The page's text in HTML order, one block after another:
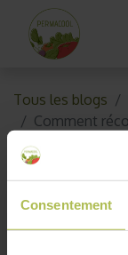
Consentement
Tous les blogs
Comment
de